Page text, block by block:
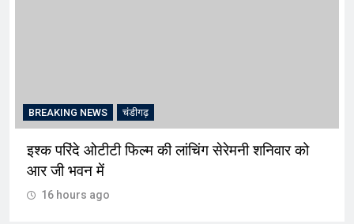
BREAKING NEWS चंडीगढ़
इश्क परिंदे ओटीटी फिल्म की लांचिंग सेरेमनी शनिवार को
आर जी भवन में
16 hours ago